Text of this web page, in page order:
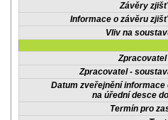
Závěry
Informace o závěru
Vliv na
Zpracovatel -
Datum zveřejnění informace
na úřední desce
Termín pro